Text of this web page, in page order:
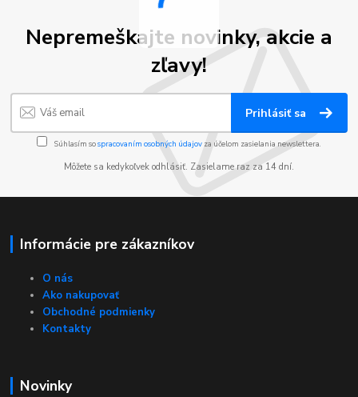
Nepremeškajte novinky, akcie a
zľavy!
Prihlásiť sa
Súhlasím sospracovaním osobných údajov za účelom zasielania newslettera.
Môžete sa kedykoľvek odhlásiť. Zasielame raz za 14 dní.
Informácie pre zákazníkov
O nás
Ako nakupovať
Obchodné podmienky
Kontakty
Novinky